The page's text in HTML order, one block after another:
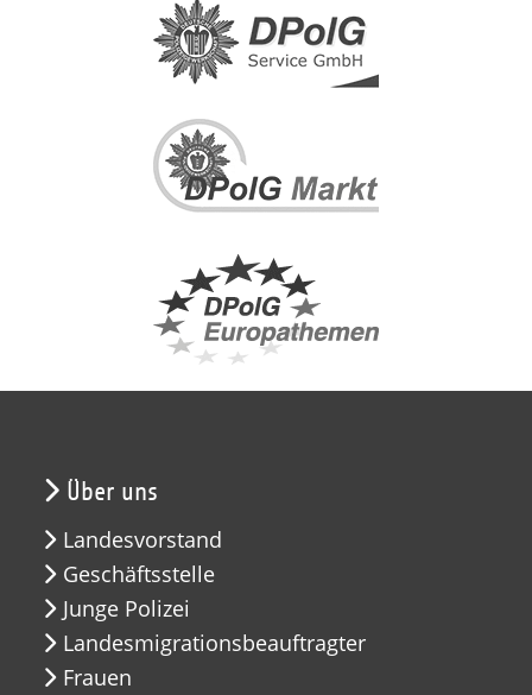
Über uns
Landesvorstand
Geschäftsstelle
Junge Polizei
Landesmigrationsbeauftragter
Frauen